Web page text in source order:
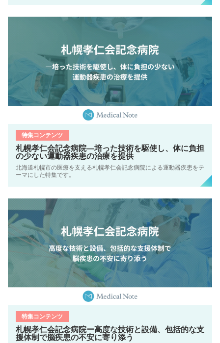
特集コンテンツ
札幌孝仁会記念病院―培った技術を駆使し、体に負担
の少ない運動器疾患の治療を提供
北海道札幌市の医療を支える札幌孝仁会記念病院による運動器疾患をテ
ーマにした特集です。
特集コンテンツ
札幌孝仁会記念病院ー高度な技術と設備、包括的な支
援体制で脳疾患の不安に寄り添う